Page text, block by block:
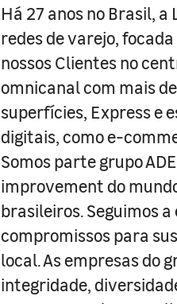
Há 27 anos no Brasil,
redes de varejo,
nossos Clientes no
omnicanal com mais
superfícies, Express e
digitais, como e-
Somos parte grupo
improvement do
brasileiros. Seguimos
compromissos para
local. As empresas do
integridade,